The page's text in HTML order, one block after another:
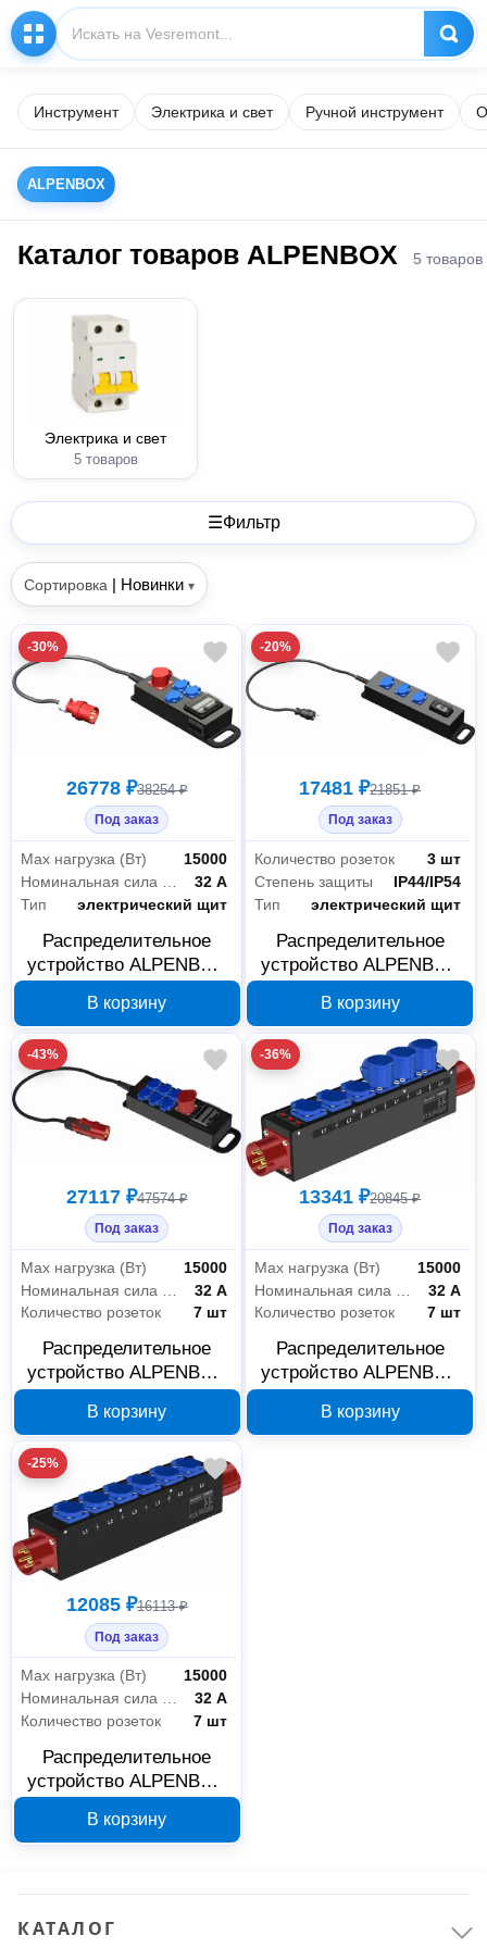
Инструмент Электрика и свет Ручной инструмент
ALPENBOX
Каталог товаров ALPENBOX 5 товаров
Электрика и свет
5 товаров
☰Фильтр
Сортировка | Новинки ▾
-30%
26778 ₽38254 ₽
Под заказ
Max нагрузка (Вт)
15000
32 А
Тип
электрический щит
Распределительное
устройство ALPENBOX
В корзину
-20%
17481 ₽21851 ₽
Под заказ
Количество розеток
3 шт
Степень защиты
IP44/IP54
Тип
электрический щит
Распределительное
устройство ALPENBOX
В корзину
-43%
27117 ₽47574 ₽
Под заказ
Max нагрузка (Вт)
15000
32 А
Количество розеток
7 шт
Распределительное
устройство ALPENBOX
В корзину
-36%
13341 ₽20845 ₽
Под заказ
Max нагрузка (Вт)
15000
32 А
Количество розеток
7 шт
Распределительное
устройство ALPENBOX
В корзину
-25%
12085 ₽16113 ₽
Под заказ
Max нагрузка (Вт)
15000
Номинальная сила тока
32 А
Количество розеток
7 шт
Распределительное
устройство ALPENBOX
В корзину
КАТАЛОГ